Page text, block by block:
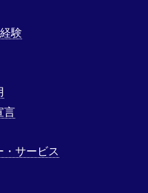
験
言
・サービス